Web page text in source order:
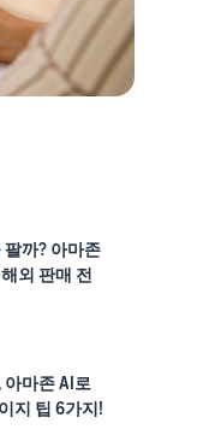
팔까? 아마존
외 판매 전
아마존 AI로
지 팁 6가지!